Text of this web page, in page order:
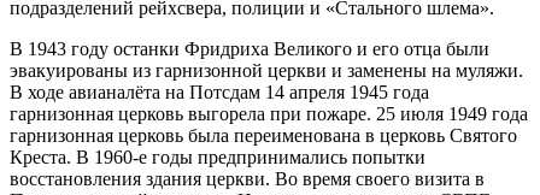
подразделений рейхсвера, полиции и «Стального шлема».
В 1943 году останки Фридриха Великого и его отца были
эвакуированы из гарнизонной церкви и заменены на муляжи.
В ходе авианалёта на Потсдам 14 апреля 1945 года
гарнизонная церковь выгорела при пожаре. 25 июля 1949 года
гарнизонная церковь была переименована в церковь Святого
Креста. В 1960-е годы предпринимались попытки
восстановления здания церкви. Во время своего визита в